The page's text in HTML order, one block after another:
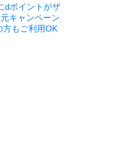
dポイントがザ
キャンペーン
方もご利用OK